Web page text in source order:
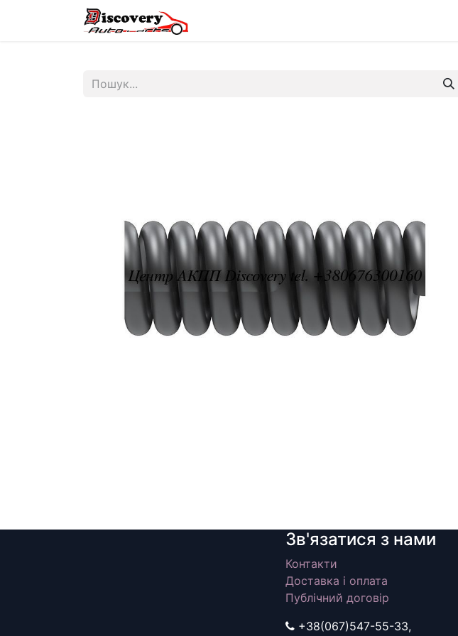
Зв'язатися з нами
Контакти
Доставка і оплата
Публічний договір
+38(067)547-55-33,